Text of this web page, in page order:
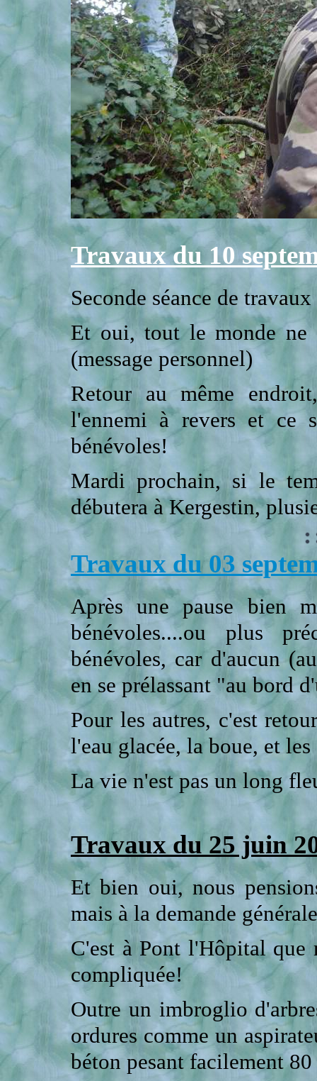
Travaux du 10
Seconde séance de
Et oui, tout le monde ne
(message personnel)
Retour au même
l'ennemi à revers et ce
bénévoles!
Mardi prochain, si le
débutera à Kergestin,
Travaux du 03
Après une pause bien
bénévoles....ou plus
bénévoles, car d'aucun
en se prélassant "au bord
Pour les autres, c'est
l'eau glacée, la boue, et les
La vie n'est pas un long
Travaux du 25 juin
Et bien oui, nous
mais à la demande
C'est à Pont l'Hôpital que
compliquée!
Outre un imbroglio
ordures comme un
béton pesant facilement